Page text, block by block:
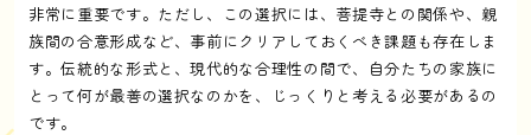
非常に重要です。ただし、この選択には、菩提寺との関係や、親
族間の合意形成など、事前にクリアしておくべき課題も存在しま
す。伝統的な形式と、現代的な合理性の間で、自分たちの家族に
とって何が最善の選択なのかを、じっくりと考える必要があるの
です。